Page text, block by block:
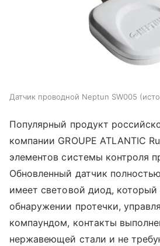
Датчик проводной Neptun SW005
Популярный продукт
компании GROUPE ATLANTIC
элементов системы контроля
Обновленный датчик
имеет световой диод, который
обнаружении протечки,
компаундом, контакты
нержавеющей стали и не